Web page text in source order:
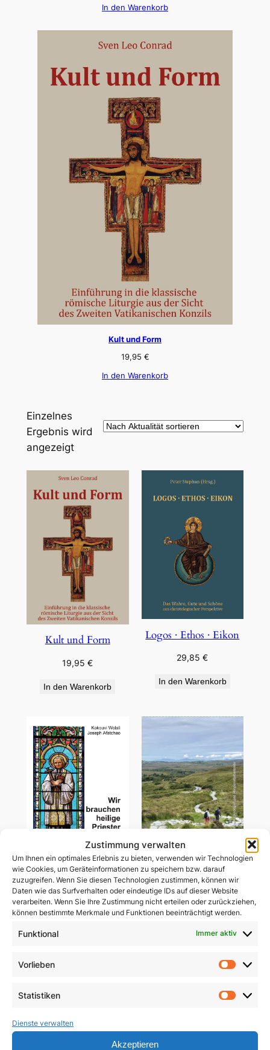
Zustimmung verwalten
Um Ihnen ein optimales Erlebnis zu bieten, verwenden wir Technologien
wie Cookies, um Geräteinformationen zu speichern bzw. darauf
zuzugreifen. Wenn Sie diesen Technologien zustimmen, können wir
Daten wie das Surfverhalten oder eindeutige IDs auf dieser Website
verarbeiten. Wenn Sie Ihre Zustimmung nicht erteilen oder zurückziehen,
können bestimmte Merkmale und Funktionen beeinträchtigt werden.
Funktional Immer aktiv
Vorlieben
Statistiken
Dienste verwalten
Akzeptieren
In den Warenkorb
Kult und Form
19,95 €
In den Warenkorb
Einzelnes
Ergebnis wird
angezeigt
Kult und Form
19,95€
In den Warenkorb
Logos · Ethos · Eikon
29,85€
In den Warenkorb
Wir brauchen heilige
Priester
Gemeinsam unterwegs
in schwerer Zeit
29,85€